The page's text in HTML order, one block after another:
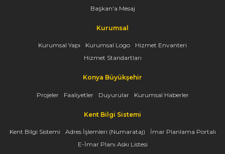
Başkan'a Mesaj
Kurumsal
Kurumsal Yapı Kurumsal Logo
Hizmet Envanteri
Hizmet Standartları
Konya Büyükşehir
Projeler Faaliyetler Duyurular Kurumsal Haberler
Kent Bilgi Sistemi
Kent Bilgi Sistemi Adres İşlemleri (Numarataj)
İmar Planlama Portalı
E-İmar Planı Askı Listesi